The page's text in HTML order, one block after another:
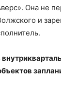
Она не
и